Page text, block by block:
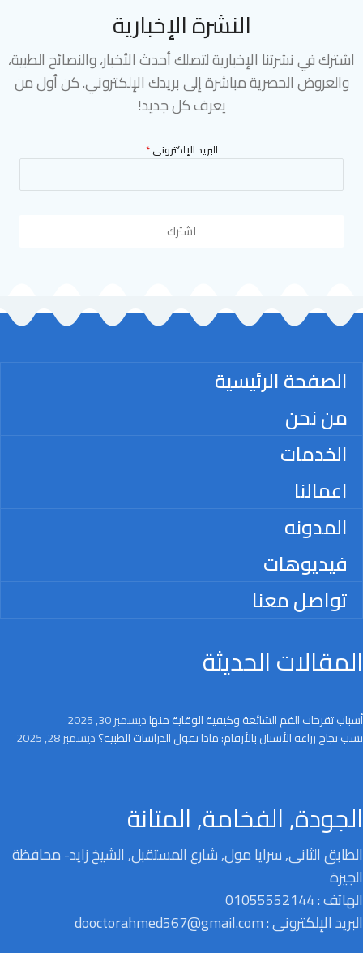
النشرة الإخبارية
اشترك في نشرتنا الإخبارية لتصلك أحدث الأخبار، والنصائح الطبية،
والعروض الحصرية مباشرة إلى بريدك الإلكتروني. كن أول من
يعرف كل جديد!
البريد الإلكترونى*
اشترك
الصفحة الرئيسية
من نحن
الخدمات
اعمالنا
المدونه
فيديوهات
تواصل معنا
المقالات الحديثة
أسباب تقرحات الفم الشائعة وكيفية الوقاية منهاديسمبر 30, 2025
نسب نجاح زراعة الأسنان بالأرقام: ماذا تقول الدراسات الطبية؟ديسمبر 28, 2025
الجودة, الفخامة, المتانة
الطابق الثانى, سرايا مول, شارع المستقبل, الشيخ زايد- محافظة
الجيزة
الهاتف : 01055552144
البريد الإلكترونى : dooctorahmed567@gmail.com